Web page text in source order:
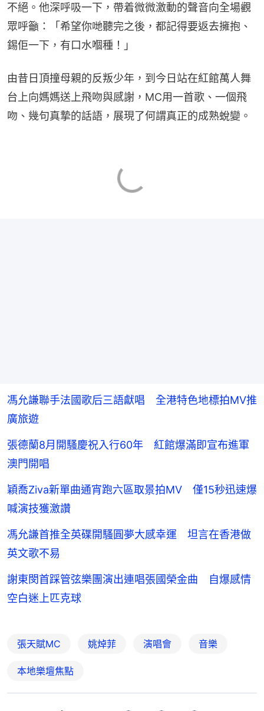
不絕。他深呼吸一下，帶着微微激動的聲音向全場觀
眾呼籲：「希望你哋聽完之後，都記得要返去擁抱、
錫佢一下，有口水嗰種！」
由昔日頂撞母親的反叛少年，到今日站在紅館萬人舞
台上向媽媽送上飛吻與感謝，MC用一首歌、一個飛
吻、幾句真摯的話語，展現了何謂真正的成熟蛻變。
馮允謙聯手法國歌后三語獻唱 全港特色地標拍MV推
廣旅遊
張德蘭8月開騷慶祝入行60年 紅館爆滿即宣布進軍
澳門開唱
穎喬Ziva新單曲通宵跑六區取景拍MV 僅15秒迅速爆
喊演技獲激讚
馮允謙首推全英碟開騷圓夢大感幸運 坦言在香港做
英文歌不易
謝東閔首踩管弦樂團演出連唱張國榮金曲 自爆感情
空白迷上匹克球
張天賦MC 姚焯菲 演唱會 音樂
本地樂壇焦點